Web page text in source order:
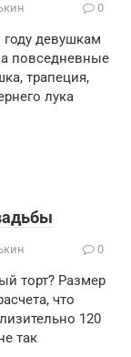
0
девушкам
повседневные
трапеция,
лука
0
торт? Размер
что
120
так